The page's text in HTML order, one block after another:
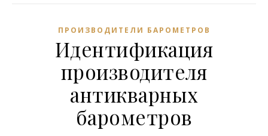
ПРОИЗВОДИТЕЛИ БАРОМЕТРОВ
Идентификация
производителя
антикварных
барометров